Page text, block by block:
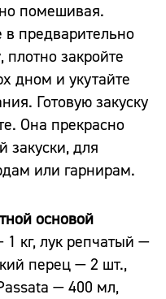
помешивая.
в предварительно
закройте
дном и укутайте
Готовую закуску
Она прекрасно
закуски, для
или гарнирам.
основой
кг, лук репчатый —
перец — 2 шт.,
— 400 мл,